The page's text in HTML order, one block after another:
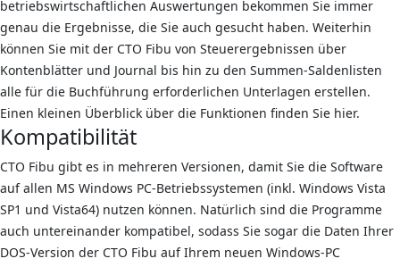
betriebswirtschaftlichen Auswertungen bekommen Sie immer
genau die Ergebnisse, die Sie auch gesucht haben. Weiterhin
können Sie mit der CTO Fibu von Steuerergebnissen über
Kontenblätter und Journal bis hin zu den Summen-Saldenlisten
alle für die Buchführung erforderlichen Unterlagen erstellen.
Einen kleinen Überblick über die Funktionen finden Sie hier.
Kompatibilität
CTO Fibu gibt es in mehreren Versionen, damit Sie die Software
auf allen MS Windows PC-Betriebssystemen (inkl. Windows Vista
SP1 und Vista64) nutzen können. Natürlich sind die Programme
auch untereinander kompatibel, sodass Sie sogar die Daten Ihrer
DOS-Version der CTO Fibu auf Ihrem neuen Windows-PC